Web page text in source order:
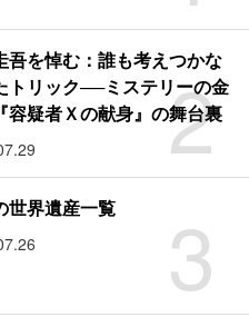
2
吾を悼む：誰も考えつかな
トリック──ミステリーの金
容疑者Ｘの献身』の舞台裏
3
世界遺産一覧